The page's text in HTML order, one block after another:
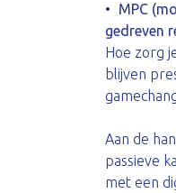
MPC
gedreven
Hoe zorg
blijven
Aan de
passieve
met een